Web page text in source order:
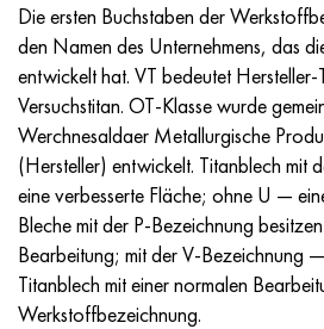
Die ersten Buchstaben der
den Namen des Unternehmens, das
entwickelt hat. VT bedeutet
Versuchstitan. OT-Klasse wurde
Werchnesaldaer Metallurgische
(Hersteller) entwickelt. Titanblech mit
eine verbesserte Fläche; ohne U —
Bleche mit der P-Bezeichnung
Bearbeitung; mit der V-Bezeichnung
Titanblech mit einer normalen
Werkstoffbezeichnung.